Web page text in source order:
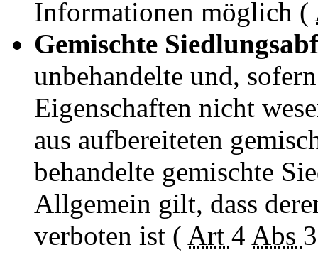
Informationen möglich (
Gemischte
unbehandelte und,
Eigenschaften nicht
aus aufbereiteten
behandelte gemischte
Allgemein gilt, dass
verboten ist ( Art 4 Abs